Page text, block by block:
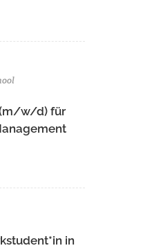
(m/w/d) für
in